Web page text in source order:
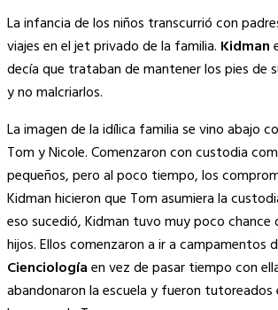
La infancia de los niños transcurrió con
viajes en el jet privado de la familia. Kidman
decía que trataban de mantener los pies de
y no malcriarlos.
La imagen de la idílica familia se vino abajo
Tom y Nicole. Comenzaron con custodia
pequeños, pero al poco tiempo, los
Kidman hicieron que Tom asumiera la
eso sucedió, Kidman tuvo muy poco chance
hijos. Ellos comenzaron a ir a campamentos
Cienciologíaen vez de pasar tiempo con
abandonaron la escuela y fueron tutoreados